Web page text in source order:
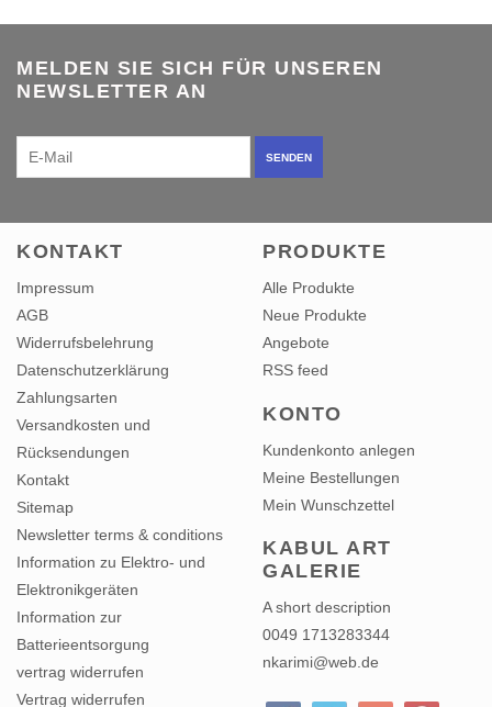
MELDEN SIE SICH FÜR UNSEREN
NEWSLETTER AN
SENDEN
KONTAKT
Impressum
AGB
Widerrufsbelehrung
Datenschutzerklärung
Zahlungsarten
Versandkosten und
Rücksendungen
Kontakt
Sitemap
Newsletter terms & conditions
Information zu Elektro- und
Elektronikgeräten
Information zur
Batterieentsorgung
vertrag widerrufen
Vertrag widerrufen
PRODUKTE
Alle Produkte
Neue Produkte
Angebote
RSS feed
KONTO
Kundenkonto anlegen
Meine Bestellungen
Mein Wunschzettel
KABUL ART
GALERIE
A short description
0049 1713283344
nkarimi@web.de